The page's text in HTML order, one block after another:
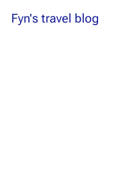
InhaltFyn's travel blog